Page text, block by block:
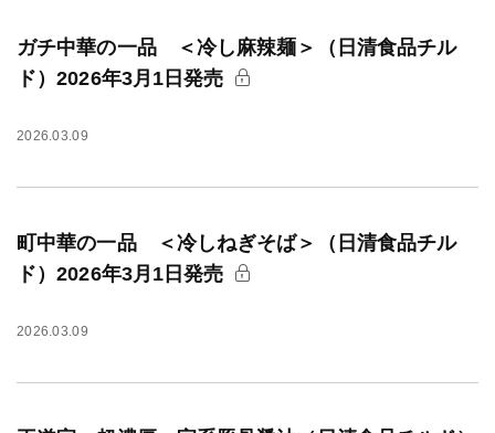
ガチ中華の一品 ＜冷し麻辣麺＞（日清食品チル
ド）2026年3月1日発売
2026.03.09
町中華の一品 ＜冷しねぎそば＞（日清食品チル
ド）2026年3月1日発売
2026.03.09